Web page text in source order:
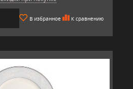
В избранное К сравнению